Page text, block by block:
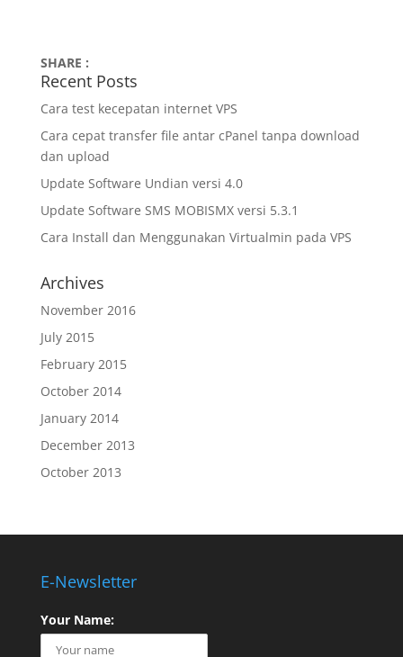
SHARE :
Recent Posts
Cara test kecepatan internet VPS
Cara cepat transfer file antar cPanel tanpa download
dan upload
Update Software Undian versi 4.0
Update Software SMS MOBISMX versi 5.3.1
Cara Install dan Menggunakan Virtualmin pada VPS
Archives
November 2016
July 2015
February 2015
October 2014
January 2014
December 2013
October 2013
E-Newsletter
Your Name: